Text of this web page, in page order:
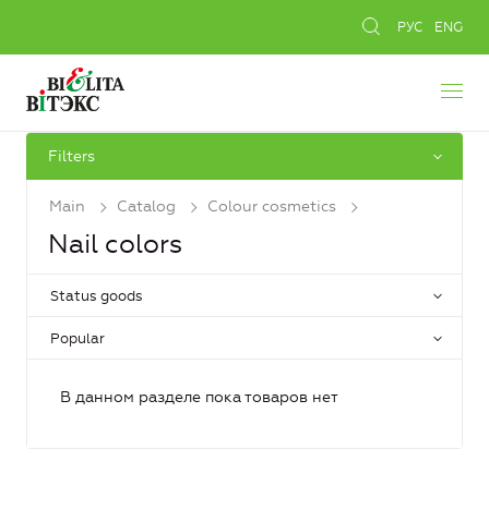
РУС ENG
Filters
Main Catalog Colour cosmetics
Nail colors
Status goods
Popular
В данном разделе пока товаров нет